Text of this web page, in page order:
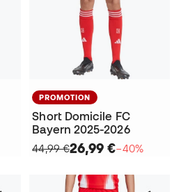
PROMOTION
Short Domicile FC
Bayern 2025-2026
44,99 €26,99 €−40%